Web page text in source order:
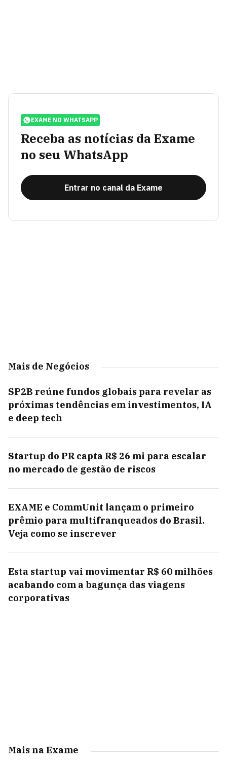
EXAME NO WHATSAPP
Receba as notícias da Exame
no seu WhatsApp
Entrar no canal da Exame
Mais de Negócios
SP2B reúne fundos globais para revelar as
próximas tendências em investimentos, IA
e deep tech
Startup do PR capta R$ 26 mi para escalar
no mercado de gestão de riscos
EXAME e CommUnit lançam o primeiro
prêmio para multifranqueados do Brasil.
Veja como se inscrever
Esta startup vai movimentar R$ 60 milhões
acabando com a bagunça das viagens
corporativas
Mais na Exame